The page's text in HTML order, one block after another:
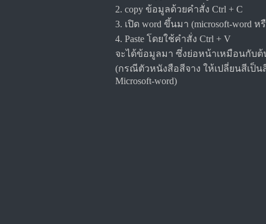
2. copy ข้อมูลด้วยคำสั่ง Ctrl + C
3. เปิด word ขึ้นมา (microsoft-word ห
4. Paste โดยใช้คำสั่ง Ctrl + V
จะได้ข้อมูลมา ซึ่งย่อหน้าเหมือนกับ
(กรณีตัวหนังสือสีจาง ให้เปลี่ยนสีเป็น
Microsoft-word)